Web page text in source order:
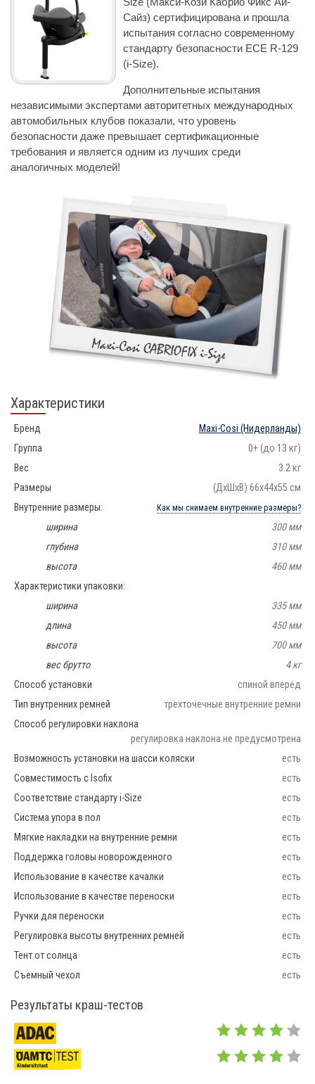
Сайз) сертифицирована и прошла
испытания согласно современному
стандарту безопасности ECE R-129
(i-Size).
Дополнительные испытания
независимыми экспертами авторитетных международных
автомобильных клубов показали, что уровень
безопасности даже превышает сертификационные
требования и является одним из лучших среди
аналогичных моделей!
Характеристики
Бренд Maxi-Cosi (Нидерланды)
Группа
0+ (до 13 кг)
Вес
3.2 кг
Размеры
(ДхШхВ) 66х44х55 см
Внутренние размеры:
Как мы снимаем внутренние размеры?
ширина
300 мм
глубина
310 мм
высота
460 мм
Характеристики упаковки:
ширина
335 мм
длина
450 мм
высота
700 мм
вес брутто
4 кг
Способ установки
спиной вперед
Тип внутренних ремней
трехточечные внутренние ремни
Способ регулировки наклона
регулировка наклона не предусмотрена
Возможность установки на шасси коляски
есть
Совместимость с Isofix
есть
Соответствие стандарту i-Size
есть
Система упора в пол
есть
Мягкие накладки на внутренние ремни
есть
Поддержка головы новорожденного
есть
Использование в качестве качалки
есть
Использование в качестве переноски
есть
Ручки для переноски
есть
Регулировка высоты внутренних ремней
есть
Тент от солнца
есть
Съемный чехол
есть
Результаты краш-тестов